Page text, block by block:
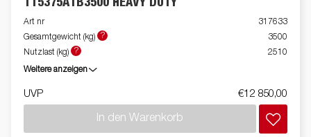
TT5375ATB3500 HEAVY DUTY
Art nr
317633
Gesamtgewicht (kg)
?
3500
Nutzlast (kg)
? 2510
Weitere anzeigen
UVP €12 850,00
In den Warenkorb